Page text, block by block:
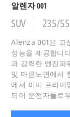
알렌자 001
SUV 235/
Alenza 001은 고
성능을 제공합니
과 강력한 엔진파
및 마른노면에서
에서 이미 프리미
되어 운전자들로